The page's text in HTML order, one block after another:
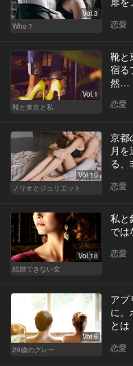
Vol.3
Who？
恋愛
Vol.1
靴と東京と私
靴と
宿る
然…
恋愛
Vol.10
ノリオとジュリエット
京都
月
る、
恋愛
Vol.18
結婚できない女
私と
では
恋愛
Vol.6
29歳のグレー
アプ
に。
とは
恋愛